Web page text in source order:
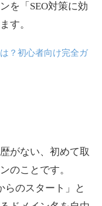
を「SEO対策に効
す。
？初心者向け完全ガ
がない、初めて取
のことです。
らのスタート」と